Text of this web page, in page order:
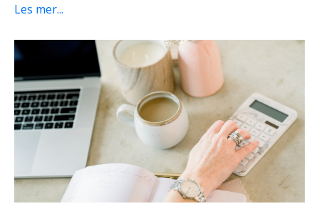
Les mer...